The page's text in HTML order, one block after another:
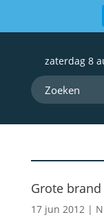
zaterdag 8
Grote
17 jun 2012|